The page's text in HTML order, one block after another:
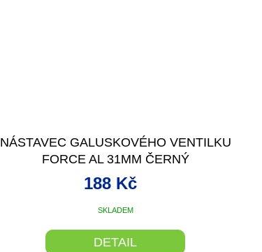
NÁSTAVEC GALUSKOVÉHO VENTILKU
FORCE AL 31MM ČERNÝ
SKLADEM
188 Kč
DETAIL